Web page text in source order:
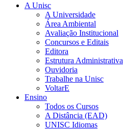
A Unisc
A Universidade
Área Ambiental
Avaliação Institucional
Concursos e Editais
Editora
Estrutura Administrativa
Ouvidoria
Trabalhe na Unisc
VoltarE
Ensino
Todos os Cursos
A Distância (EAD)
UNISC Idiomas